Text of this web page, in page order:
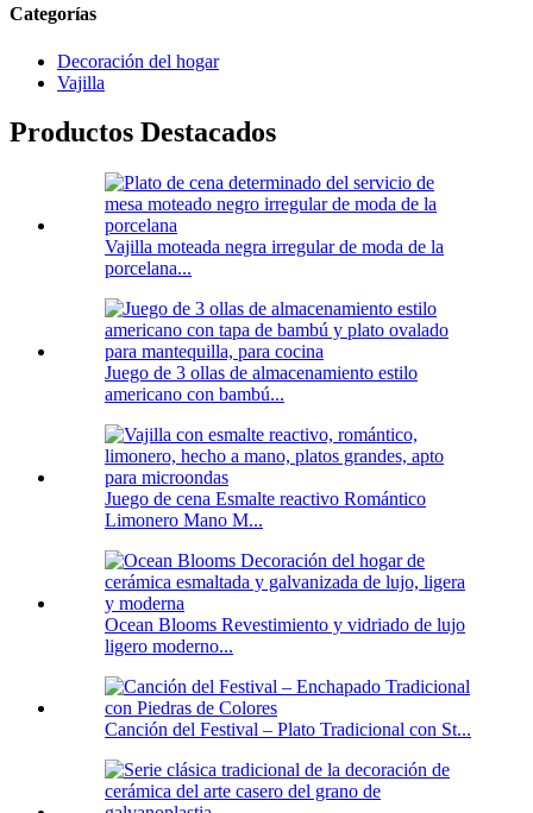
Categorías
Decoración del hogar
Vajilla
Productos Destacados
Vajilla moteada negra irregular de moda de la
porcelana...
Juego de 3 ollas de almacenamiento estilo
americano con bambú...
Juego de cena Esmalte reactivo Romántico
Limonero Mano M...
Ocean Blooms Revestimiento y vidriado de lujo
ligero moderno...
Canción del Festival – Plato Tradicional con St...